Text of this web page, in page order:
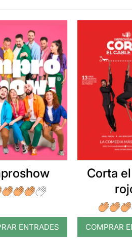
ENTRADES
Corta
COMPRAR